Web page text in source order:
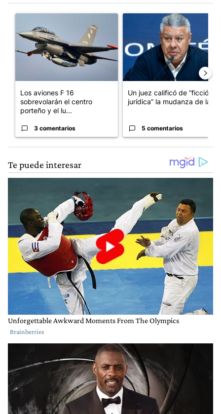
Un artículo de tendencia con el título "Los aviones F 16
Los aviones F 16
sobrevolarán el centro
porteño y el lu...
3 comentarios
Un artículo de tendencia con
Un juez calificó de “ficción
jurídica” la mudanza de la...
5 comentarios